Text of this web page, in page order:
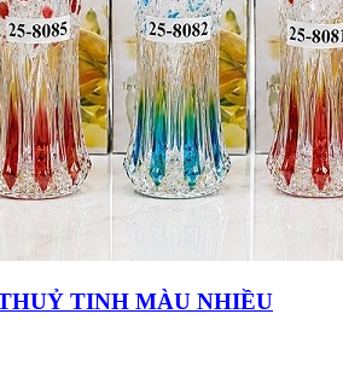
TINH MÀU NHIỀU